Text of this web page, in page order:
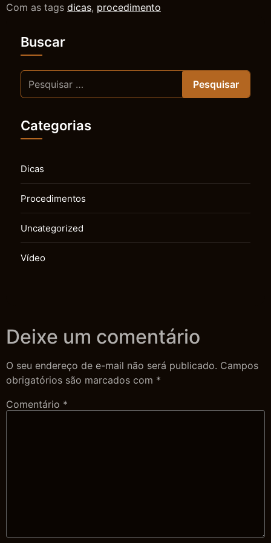
Com as tags dicas, procedimento
Buscar
Categorias
Dicas
Procedimentos
Uncategorized
Vídeo
Deixe um comentário
O seu endereço de e-mail não será publicado. Campos
obrigatórios são marcados com *
Comentário *